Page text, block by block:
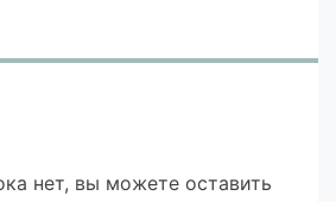
нет, вы можете оставить